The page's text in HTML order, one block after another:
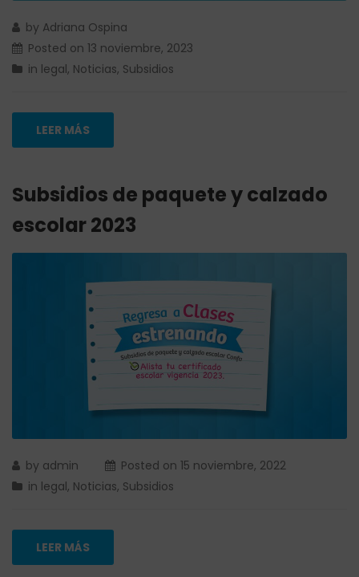
by Adriana Ospina
Posted on 13 noviembre, 2023
in legal, Noticias, Subsidios
LEER MÁS
Subsidios de paquete y calzado
escolar 2023
by admin Posted on 15 noviembre, 2022
in legal, Noticias, Subsidios
LEER MÁS